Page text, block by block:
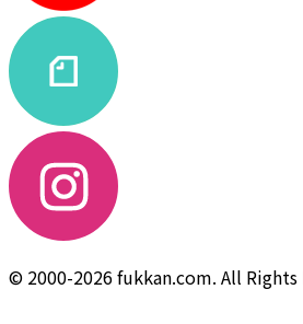
© 2000-2026 fukkan.com. All Rights